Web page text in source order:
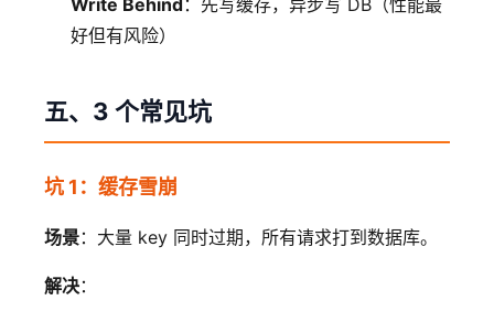
Write Behind ：先写缓存，异步写 DB（性能最
好但有风险）
五、3 个常见坑
坑 1：缓存雪崩
场景：大量 key 同时过期，所有请求打到数据库。
解决：